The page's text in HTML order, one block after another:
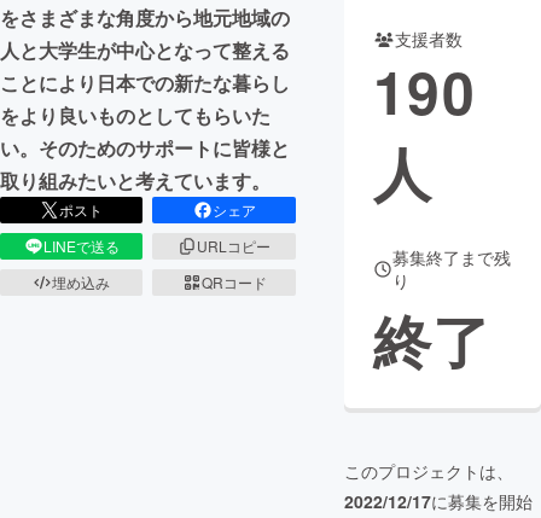
をさまざまな角度から地元地域の
人と大学生が中心となって整える
ことにより日本での新たな暮らし
をより良いものとしてもらいた
い。そのためのサポートに皆様と
取り組みたいと考えています。
ポスト
シェア
LINEで送る
URLコピー
埋め込み
QRコード
支援者数
190
人
募集終了まで残
り
終了
このプロジェクトは、
2022/12/17に募集を開始